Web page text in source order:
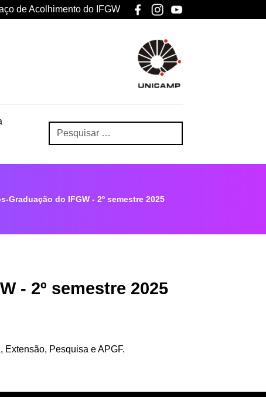
de Acolhimento do IFGW
Graduação do IFGW - 2º semestre 2025
- 2º semestre 2025
Pesquisa e APGF.